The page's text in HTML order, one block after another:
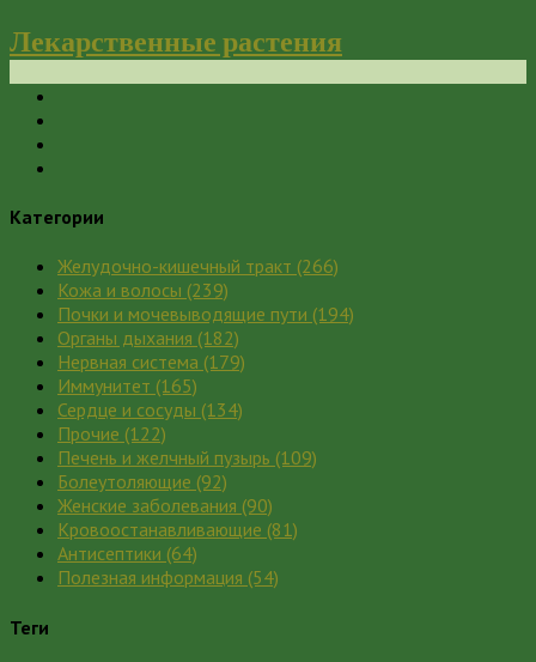
Лекарственные растения
Категории
Желудочно-кишечный тракт (266)
Кожа и волосы (239)
Почки и мочевыводящие пути (194)
Органы дыхания (182)
Нервная система (179)
Иммунитет (165)
Сердце и сосуды (134)
Прочие (122)
Печень и желчный пузырь (109)
Болеутоляющие (92)
Женские заболевания (90)
Кровоостанавливающие (81)
Антисептики (64)
Полезная информация (54)
Теги